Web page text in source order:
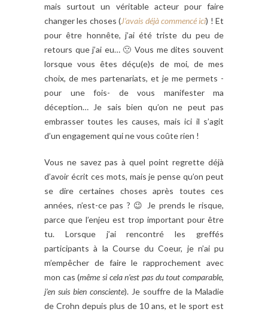
mais surtout un véritable acteur pour faire
changer les choses (J’avais déjà commencé ici) ! Et
pour être honnête, j’ai été triste du peu de
retours que j’ai eu… 🙁 Vous me dites souvent
lorsque vous êtes déçu(e)s de moi, de mes
choix, de mes partenariats, et je me permets -
pour une fois- de vous manifester ma
déception… Je sais bien qu’on ne peut pas
embrasser toutes les causes, mais ici il s’agit
d’un engagement qui ne vous coûte rien !
Vous ne savez pas à quel point regrette déjà
d’avoir écrit ces mots, mais je pense qu’on peut
se dire certaines choses après toutes ces
années, n’est-ce pas ? 😉 Je prends le risque,
parce que l’enjeu est trop important pour être
tu. Lorsque j’ai rencontré les greffés
participants à la Course du Coeur, je n’ai pu
m’empêcher de faire le rapprochement avec
mon cas (même si cela n’est pas du tout comparable,
j’en suis bien consciente). Je souffre de la Maladie
de Crohn depuis plus de 10 ans, et le sport est